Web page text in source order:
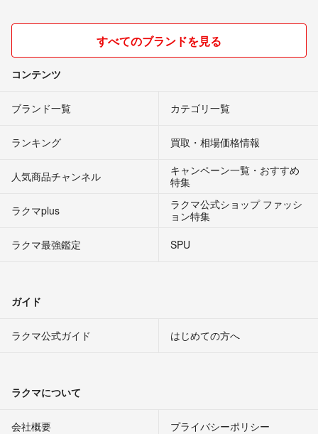
すべてのブランドを見る
コンテンツ
ブランド一覧 カテゴリ一覧
ランキング 買取・相場価格情報
人気商品チャンネル
キャンペーン一覧・おすすめ
特集
ラクマplus
ラクマ公式ショップ ファッシ
ョン特集
ラクマ最強鑑定
SPU
ガイド
ラクマ公式ガイド はじめての方へ
ラクマについて
会社概要 プライバシーポリシー